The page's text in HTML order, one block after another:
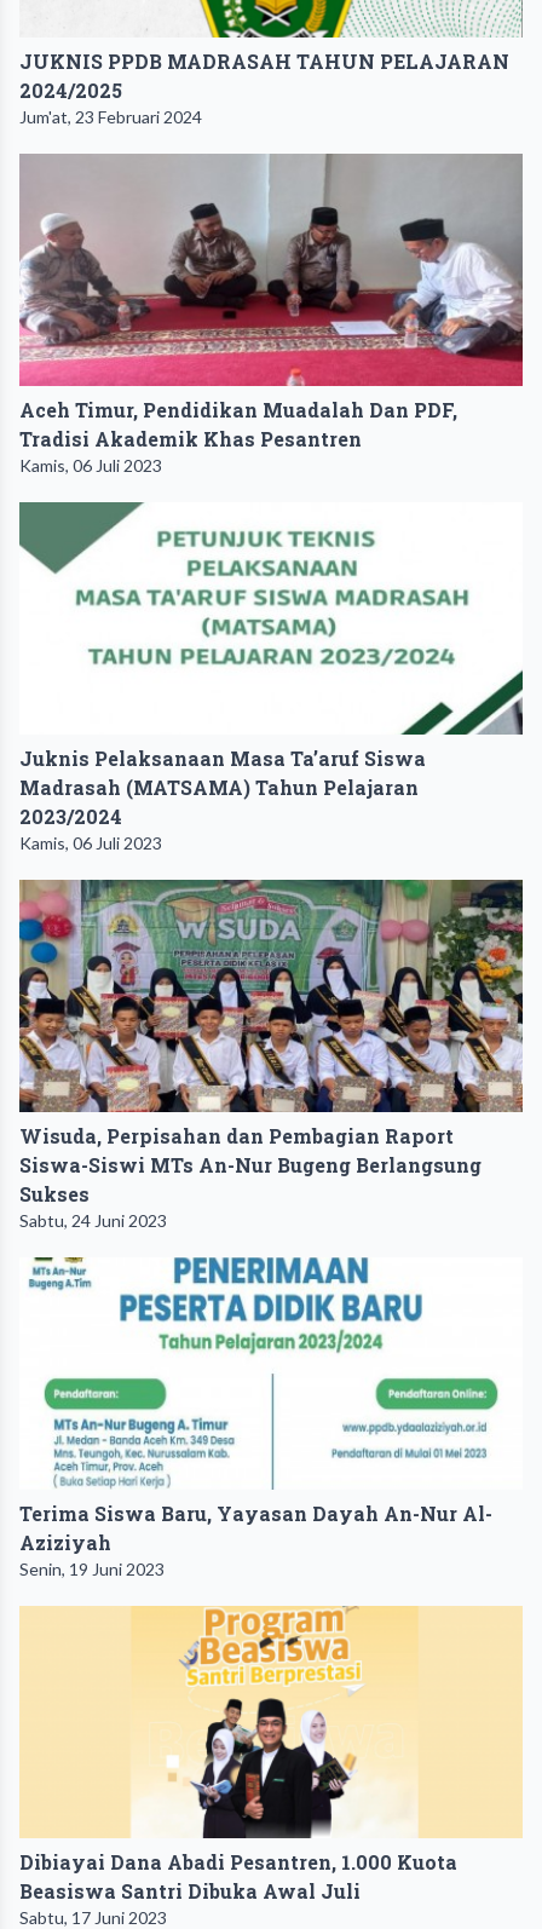
JUKNIS PPDB MADRASAH TAHUN PELAJARAN
2024/2025
Jum'at, 23 Februari 2024
Aceh Timur, Pendidikan Muadalah Dan PDF,
Tradisi Akademik Khas Pesantren
Kamis, 06 Juli 2023
Juknis Pelaksanaan Masa Ta’aruf Siswa
Madrasah (MATSAMA) Tahun Pelajaran
2023/2024
Kamis, 06 Juli 2023
Wisuda, Perpisahan dan Pembagian Raport
Siswa-Siswi MTs An-Nur Bugeng Berlangsung
Sukses
Sabtu, 24 Juni 2023
Terima Siswa Baru, Yayasan Dayah An-Nur Al-
Aziziyah
Senin, 19 Juni 2023
Dibiayai Dana Abadi Pesantren, 1.000 Kuota
Beasiswa Santri Dibuka Awal Juli
Sabtu, 17 Juni 2023